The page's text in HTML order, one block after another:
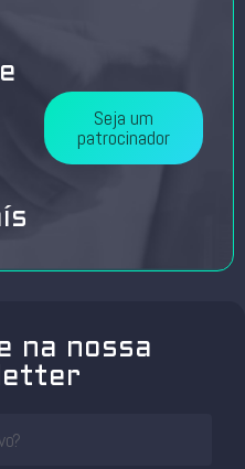
Seja um
patrocinador
na nossa